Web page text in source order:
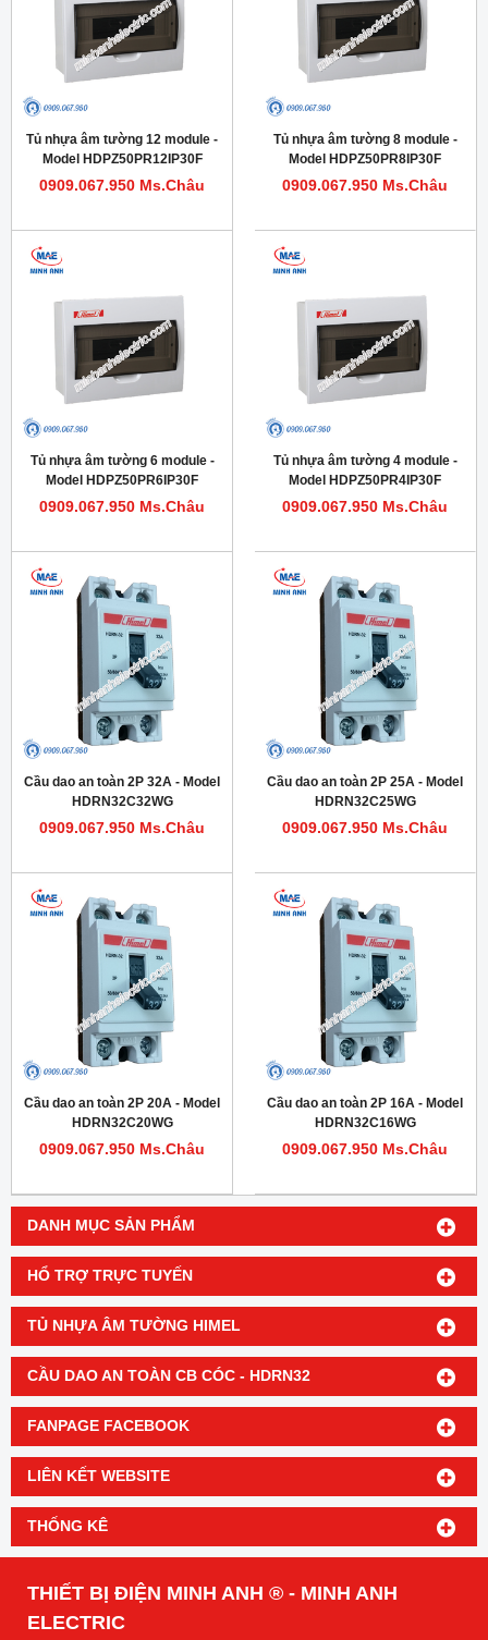
DANH MỤC SẢN PHẨM
HỔ TRỢ TRỰC TUYẾN
TỦ NHỰA ÂM TƯỜNG HIMEL
CẦU DAO AN TOÀN CB CÓC - HDRN32
FANPAGE FACEBOOK
LIÊN KẾT WEBSITE
THỐNG KÊ
Tủ nhựa âm tường 12 module -
Model HDPZ50PR12IP30F
0909.067.950 Ms.Châu
Tủ nhựa âm tường 8 module -
Model HDPZ50PR8IP30F
0909.067.950 Ms.Châu
Tủ nhựa âm tường 6 module -
Model HDPZ50PR6IP30F
0909.067.950 Ms.Châu
Tủ nhựa âm tường 4 module -
Model HDPZ50PR4IP30F
0909.067.950 Ms.Châu
Cầu dao an toàn 2P 32A - Model
HDRN32C32WG
0909.067.950 Ms.Châu
Cầu dao an toàn 2P 25A - Model
HDRN32C25WG
0909.067.950 Ms.Châu
Cầu dao an toàn 2P 20A - Model
HDRN32C20WG
0909.067.950 Ms.Châu
Cầu dao an toàn 2P 16A - Model
HDRN32C16WG
0909.067.950 Ms.Châu
THIẾT BỊ ĐIỆN MINH ANH ® - MINH ANH
ELECTRIC